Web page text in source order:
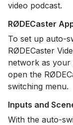
video podcast.
RØDECaster
To set up auto-
RØDECaster
network as your
open the
switching menu.
Inputs and
With the auto-